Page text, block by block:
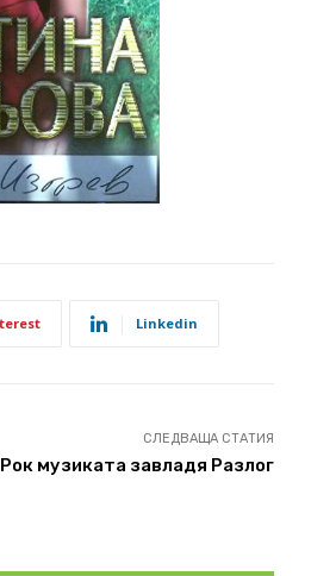
Linkedin
СЛЕДВАЩА СТАТИЯ
Рок музиката завладя Разлог